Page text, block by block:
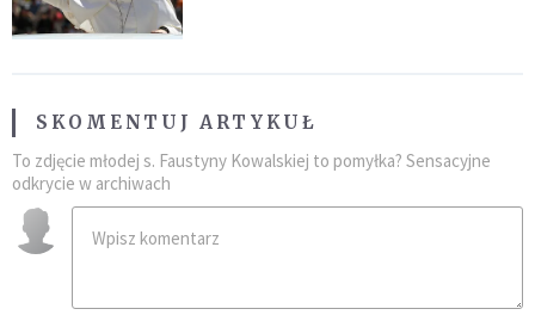
SKOMENTUJ ARTYKUŁ
To zdjęcie młodej s. Faustyny Kowalskiej to pomyłka? Sensacyjne
odkrycie w archiwach